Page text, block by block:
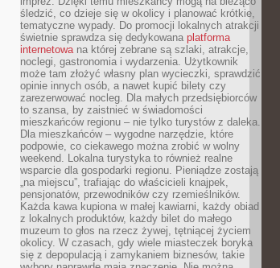
śledzić, co dzieje się w okolicy i planować krótkie,
tematyczne wypady. Do promocji lokalnych atrakcji
świetnie sprawdza się dedykowana platforma
internetowana której zebrane są szlaki, atrakcje,
noclegi, gastronomia i wydarzenia. Użytkownik
może tam złożyć własny plan wycieczki, sprawdzić
opinie innych osób, a nawet kupić bilety czy
zarezerwować nocleg. Dla małych przedsiębiorców
to szansa, by zaistnieć w świadomości
mieszkańców regionu – nie tylko turystów z daleka.
Dla mieszkańców – wygodne narzędzie, które
podpowie, co ciekawego można zrobić w wolny
weekend. Lokalna turystyka to również realne
wsparcie dla gospodarki regionu. Pieniądze zostają
„na miejscu”, trafiając do właścicieli knajpek,
pensjonatów, przewodników czy rzemieślników.
Każda kawa kupiona w małej kawiarni, każdy obiad
z lokalnych produktów, każdy bilet do małego
muzeum to głos na rzecz żywej, tętniącej życiem
okolicy. W czasach, gdy wiele miasteczek boryka
się z depopulacją i zamykaniem biznesów, takie